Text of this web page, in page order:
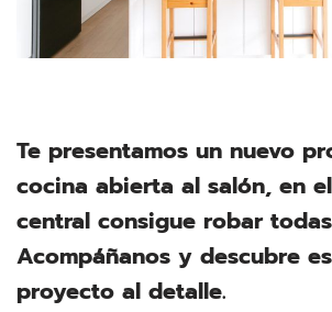
Te presentamos un nuevo
cocina abierta al salón, en
central consigue robar
Acompáñanos y descubre
proyecto al detalle.